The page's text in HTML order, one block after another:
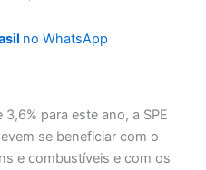
no WhatsApp
para este ano, a SPE
se beneficiar com o
e combustíveis e com os